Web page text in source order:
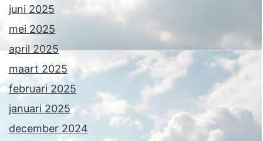
juni 2025
mei 2025
april 2025
maart 2025
februari 2025
januari 2025
december 2024